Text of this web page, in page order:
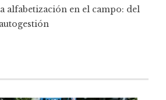
alfabetización en el campo: del